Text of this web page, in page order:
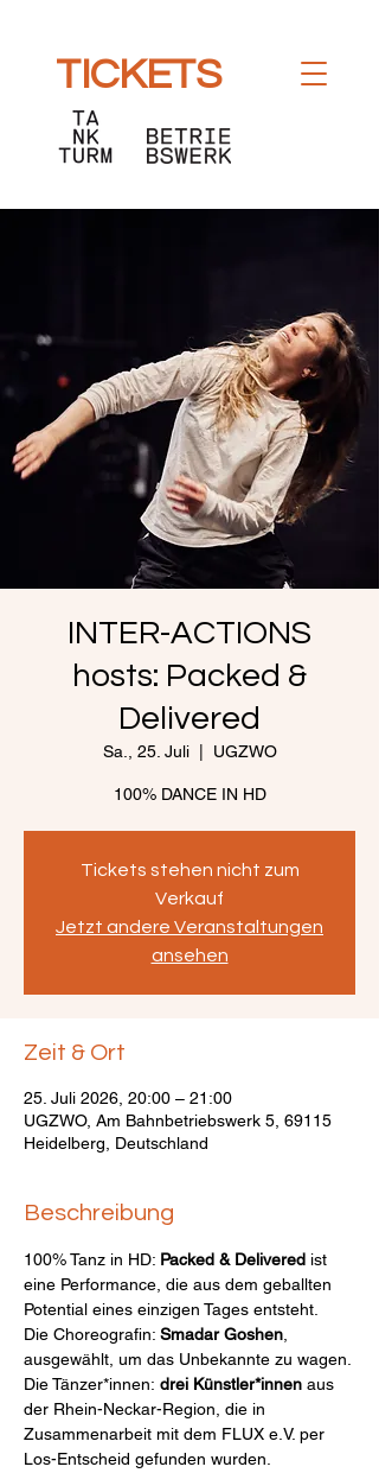
TICKETS
INTER-ACTIONS
hosts: Packed &
Delivered
Sa., 25. Juli
  |
UGZWO
100% DANCE IN HD
Tickets stehen nicht zum
Verkauf
Jetzt andere Veranstaltungen
ansehen
Zeit & Ort
25. Juli 2026, 20:00 – 21:00
UGZWO, Am Bahnbetriebswerk 5, 69115
Heidelberg, Deutschland
Beschreibung
100% Tanz in HD: Packed & Delivered ist
eine Performance, die aus dem geballten
Potential eines einzigen Tages entsteht.
Die Choreografin: Smadar Goshen
ausgewählt, um das Unbekannte zu wagen.
Die Tänzer*innen: drei Künstler*innen aus
der Rhein-Neckar-Region, die in
Zusammenarbeit mit dem FLUX e.V. per
Los-Entscheid gefunden wurden.